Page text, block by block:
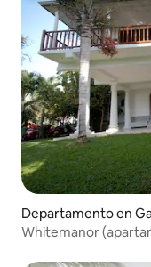
Departamento en